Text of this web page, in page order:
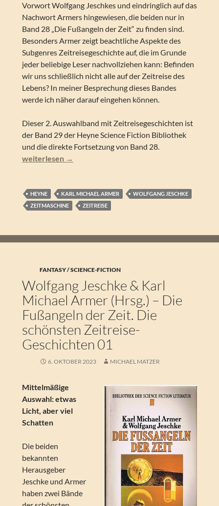
Vorwort Wolfgang Jeschkes und eindringlich auf das
Nachwort Armers hingewiesen, die beiden nur in
Band 28 „Die Fußangeln der Zeit“ zu finden sind.
Besonders Armer zeigt beachtliche Aspekte des
Subgenres Zeitreisegeschichte auf, die im Grunde
jeder beliebige Leser nachvollziehen kann: Befinden
wir uns schließlich nicht alle auf der Zeitreise des
Lebens? In meiner Besprechung dieses Bandes
werde ich näher darauf eingehen können.
Dieser 2. Auswahlband mit Zeitreisegeschichten ist
der Band 29 der Heyne Science Fiction Bibliothek
und die direkte Fortsetzung von Band 28.
Wolfgang Jeschke & Karl Michael Armer (Hrsg.) –
weiterlesen →
HEYNE KARL MICHAEL ARMER
WOLFGANG JESCHKE
ZEITMASCHINE
ZEITREISE
FANTASY / SCIENCE-FICTION
Wolfgang Jeschke & Karl
Michael Armer (Hrsg.) – Die
Fußangeln der Zeit. Die
schönsten Zeitreise-
Geschichten 01
6. OKTOBER 2023 MICHAEL MATZER
Mittelmäßige
Auswahl: etwas
Licht, aber viel
Schatten
Die beiden
bekannten
Herausgeber
Jeschke und Armer
haben zwei Bände